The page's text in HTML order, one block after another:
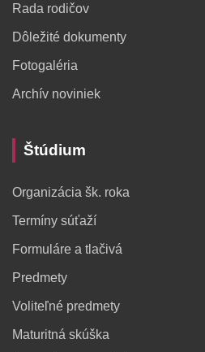
Rada rodičov
Dôležité dokumenty
Fotogaléria
Archív noviniek
Štúdium
Organizácia šk. roka
Termíny súťaží
Formuláre a tlačivá
Predmety
Voliteľné predmety
Maturitná skúška